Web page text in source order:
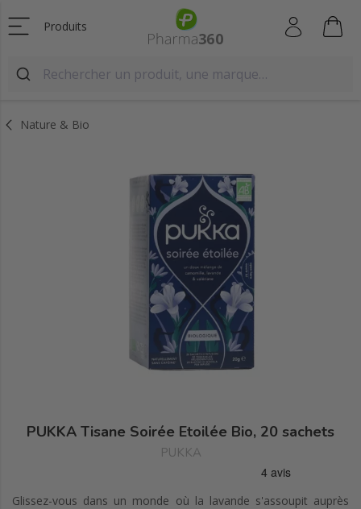
Produits
Nature & Bio
PUKKA Tisane Soirée Etoilée Bio, 20 sachets
PUKKA
Glissez-vous dans un monde où la lavande s'assoupit auprès